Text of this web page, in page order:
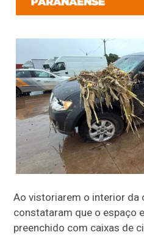
Ao vistoriarem o interior da
constataram que o espaço
preenchido com caixas de